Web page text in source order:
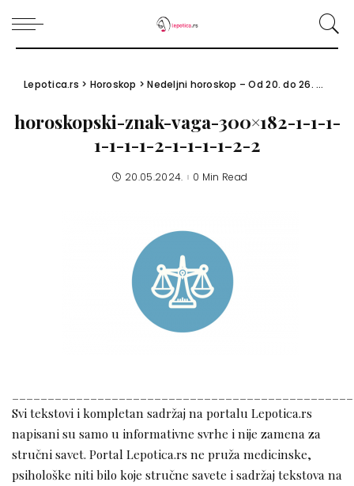
Lepotica.rs > Horoskop >Nedeljni horoskop – Od 20. do 26. maja 2024.
horoskopski-znak-vaga-300×182-1-1-1-
1-1-1-1-2-1-1-1-1-2-2
20.05.2024. 0 Min Read
Svi tekstovi i kompletan sadržaj na portalu Lepotica.rs
napisani su samo u informativne svrhe i nije zamena za
stručni savet. Portal Lepotica.rs ne pruža medicinske,
psihološke niti bilo koje stručne savete i sadržaj tekstova na